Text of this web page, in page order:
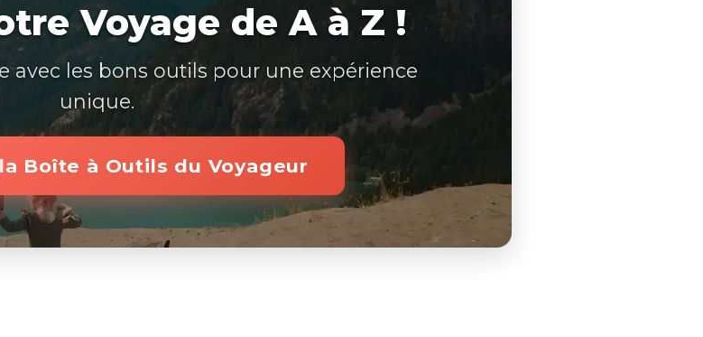
Voyage de A à Z !
avec les bons outils pour une expérience
unique.
Boîte à Outils du Voyageur